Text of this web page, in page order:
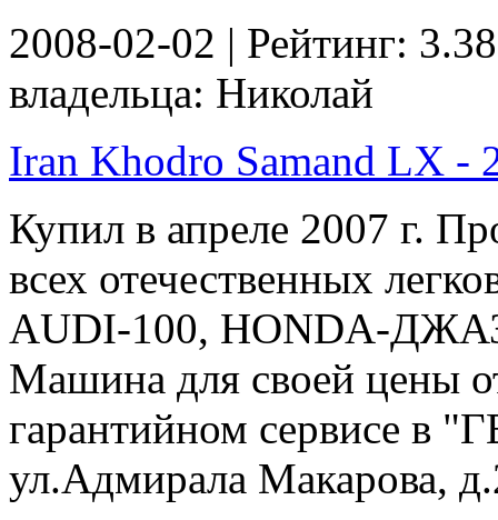
2008-02-02 | Рейтинг:
владельца: Николай
Iran Khodro Samand LX -
Купил в апреле 2007 г.
всех отечественных
AUDI-100, HONDA-ДЖАЗ,
Машина для своей цены
гарантийном сервисе
ул.Адмирала Макарова,